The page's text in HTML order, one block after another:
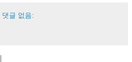
댓글 없음: